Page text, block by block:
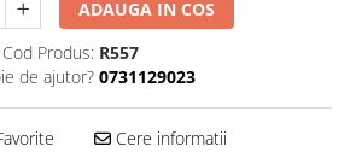
ADAUGA IN COS
Cod Produs: R557
de ajutor? 0731129023
Cere informatii